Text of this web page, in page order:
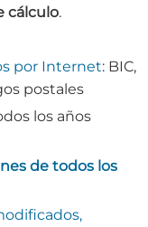
cálculo.
por Internet: BIC,
postales
los años
de todos los